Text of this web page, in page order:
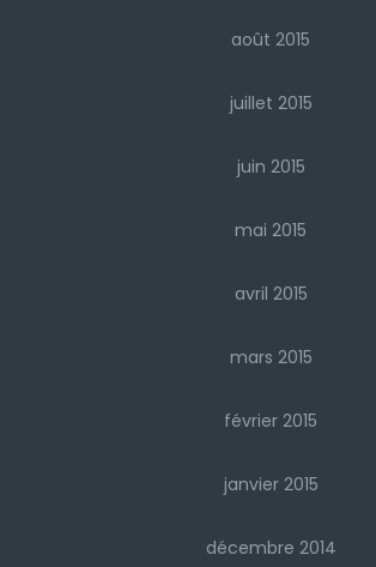
août 2015
juillet 2015
juin 2015
mai 2015
avril 2015
mars 2015
février 2015
janvier 2015
décembre 2014